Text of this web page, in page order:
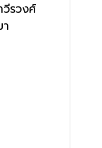
รวงศ์